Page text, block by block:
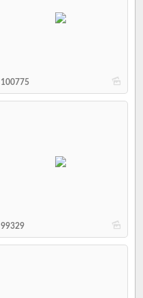
b
100775
b
99329